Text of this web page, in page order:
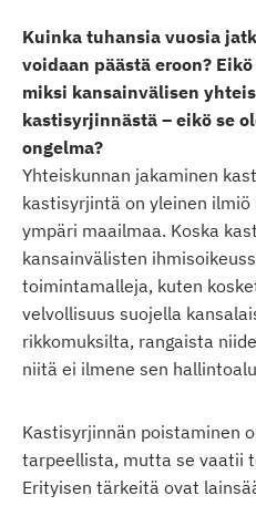
Kuinka tuhansia vuosia
voidaan päästä eroon?
miksi kansainvälisen
kastisyrjinnästä – eikö se
ongelma?
Yhteiskunnan jakaminen
kastisyrjintä on yleinen
ympäri maailmaa. Koska
kansainvälisten
toimintamalleja, kuten
velvollisuus suojella
rikkomuksilta, rangaista
niitä ei ilmene sen
Kastisyrjinnän poistaminen
tarpeellista, mutta se vaatii
Erityisen tärkeitä ovat